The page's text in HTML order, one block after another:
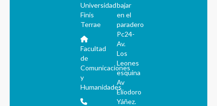
Universidad
Finis
Terrae
Facultad
de
Comunicaciones
y
Humanidades
bajar
en el
paradero
Pc24-
Av.
Los
Leones
esquina
Av
Eliodoro
Yáñez.